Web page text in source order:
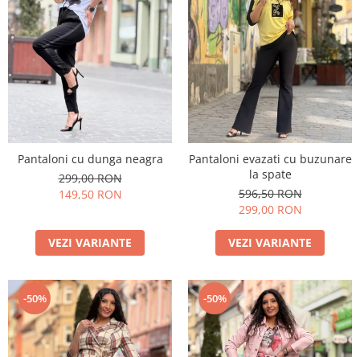
Pantaloni cu dunga neagra
299,00 RON
149,50 RON
VEZI VARIANTE
Pantaloni evazati cu buzunare
la spate
596,50 RON
299,00 RON
VEZI VARIANTE
-50% -50%